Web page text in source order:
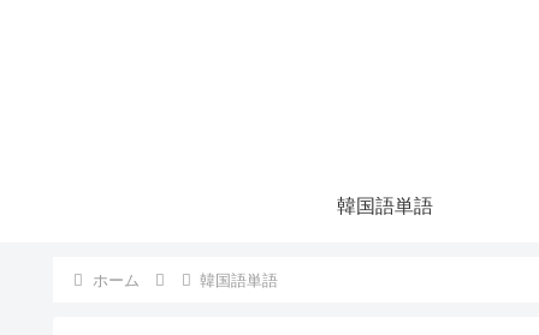
韓国語単語
ホーム 韓国語単語